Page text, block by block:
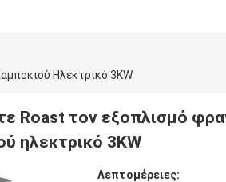
Ηλεκτρικό 3KW
Roast τον εξοπλισμό
ηλεκτρικό 3KW
Λεπτομέρειες: